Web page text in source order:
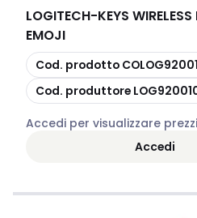
LOGITECH-KEYS
EMOJI
copia
Cod. prodotto
copia
Cod. produttore
Accedi per visualizzare
Accedi